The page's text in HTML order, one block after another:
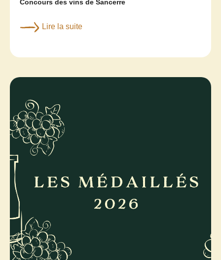
Concours des vins de Sancerre
Lire la suite